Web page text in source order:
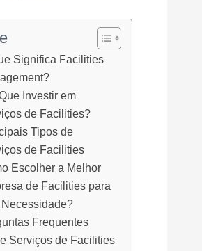
Significa Facilities
Investir em
de Facilities?
Tipos de
de Facilities
Escolher a Melhor
de Facilities para
Frequentes
Serviços de Facilities